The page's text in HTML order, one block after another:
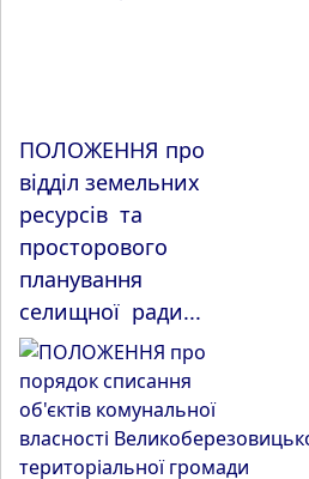
ПОЛОЖЕННЯ про
відділ земельних
ресурсів та
просторового
планування
селищної ради...